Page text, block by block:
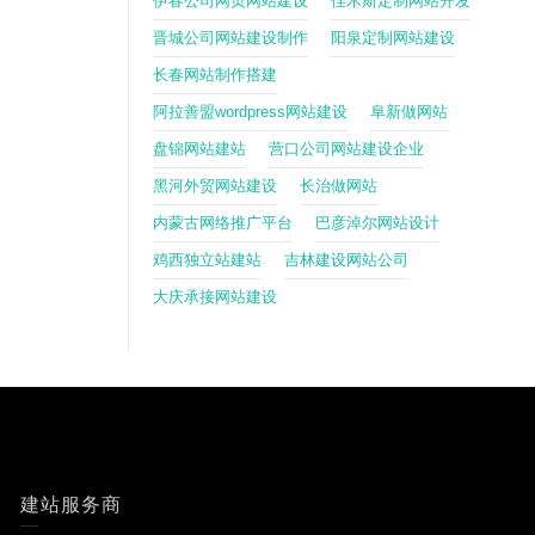
晋城公司网站建设制作 阳泉定制网站建设
长春网站制作搭建
阿拉善盟wordpress网站建设 阜新做网站
盘锦网站建站 营口公司网站建设企业
黑河外贸网站建设 长治做网站
内蒙古网络推广平台 巴彦淖尔网站设计
鸡西独立站建站 吉林建设网站公司
大庆承接网站建设
建站服务商